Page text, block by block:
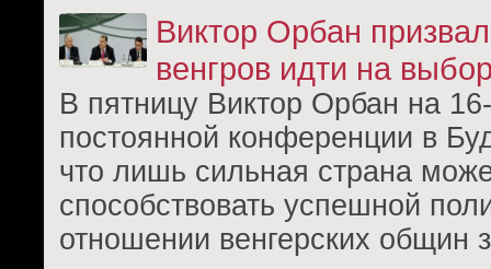
Виктор Орбан
венгров идти на
В пятницу Виктор Орбан на
постоянной конференции в
что лишь сильная страна
способствовать успешной
отношении венгерских общин